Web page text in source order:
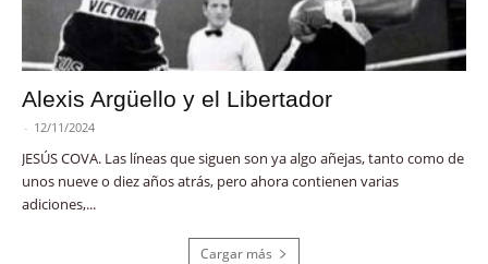
Alexis Argüello y el Libertador
- 12/11/2024
JESÚS COVA. Las líneas que siguen son ya algo añejas, tanto como de
unos nueve o diez años atrás, pero ahora contienen varias
adiciones,...
Cargar más